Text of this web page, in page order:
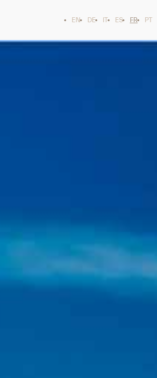
EN DE IT ES FR PT